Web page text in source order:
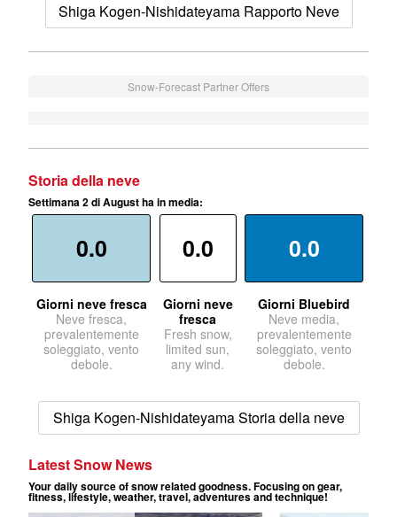
Shiga Kogen-Nishidateyama Rapporto Neve
Snow-Forecast Partner Offers
Storia della neve
Settimana 2 di August ha in media:
0.0
Giorni neve fresca
Neve fresca,
prevalentemente
soleggiato, vento
debole.
0.0
Giorni neve
fresca
Fresh snow,
limited sun,
any wind.
0.0
Giorni Bluebird
Neve media,
prevalentemente
soleggiato, vento
debole.
Shiga Kogen-Nishidateyama Storia della neve